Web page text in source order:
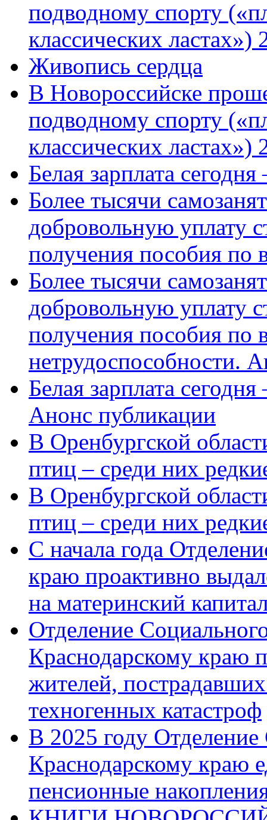
подводному спорту
классических
Живопись сердца
В Новороссийске
подводному спорту
классических ластах»)
Белая зарплата
Более тысячи
добровольную уплату
получения пособия по
Более тысячи
добровольную уплату
получения пособия по
нетрудоспособности.
Белая зарплата
Анонс публикации
В Оренбургской
птиц – среди них
В Оренбургской
птиц – среди них
С начала года
краю проактивно
на материнский
Отделение
Краснодарскому краю
жителей,
техногенных катастроф
В 2025 году
Краснодарскому краю
пенсионные